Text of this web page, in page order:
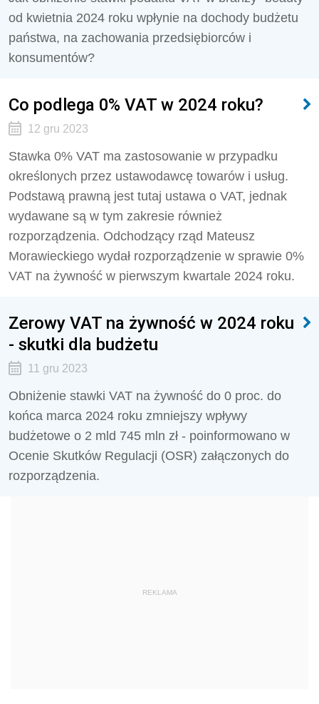
od kwietnia 2024 roku wpłynie na dochody budżetu
państwa, na zachowania przedsiębiorców i
konsumentów?
Co podlega 0% VAT w 2024 roku?
12 gru 2023
Stawka 0% VAT ma zastosowanie w przypadku
określonych przez ustawodawcę towarów i usług.
Podstawą prawną jest tutaj ustawa o VAT, jednak
wydawane są w tym zakresie również
rozporządzenia. Odchodzący rząd Mateusz
Morawieckiego wydał rozporządzenie w sprawie 0%
VAT na żywność w pierwszym kwartale 2024 roku.
Zerowy VAT na żywność w 2024 roku
- skutki dla budżetu
11 gru 2023
Obniżenie stawki VAT na żywność do 0 proc. do
końca marca 2024 roku zmniejszy wpływy
budżetowe o 2 mld 745 mln zł - poinformowano w
Ocenie Skutków Regulacji (OSR) załączonych do
rozporządzenia.
REKLAMA